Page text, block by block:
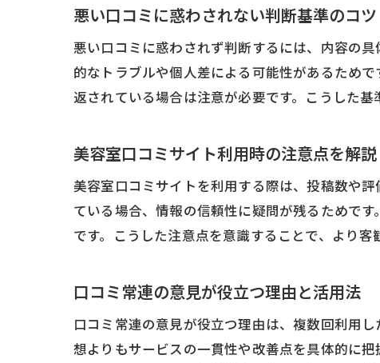
悪い口コミに惑わされない判断基準のコツ
悪い口コミに惑わされず判断するには、内容の
的なトラブルや個人差による可能性があるため
返されている場合は注意が必要です。こうした
美容室口コミサイト利用時の注意点を解説
美容室口コミサイトを利用する際は、投稿数や
ている場合、情報の信頼性に疑問が残るためで
です。こうした注意点を意識することで、より客
口コミ常連の意見が役立つ理由と活用法
口コミ常連の意見が役立つ理由は、複数回利用
想よりもサービスの一貫性や改善点を具体的に